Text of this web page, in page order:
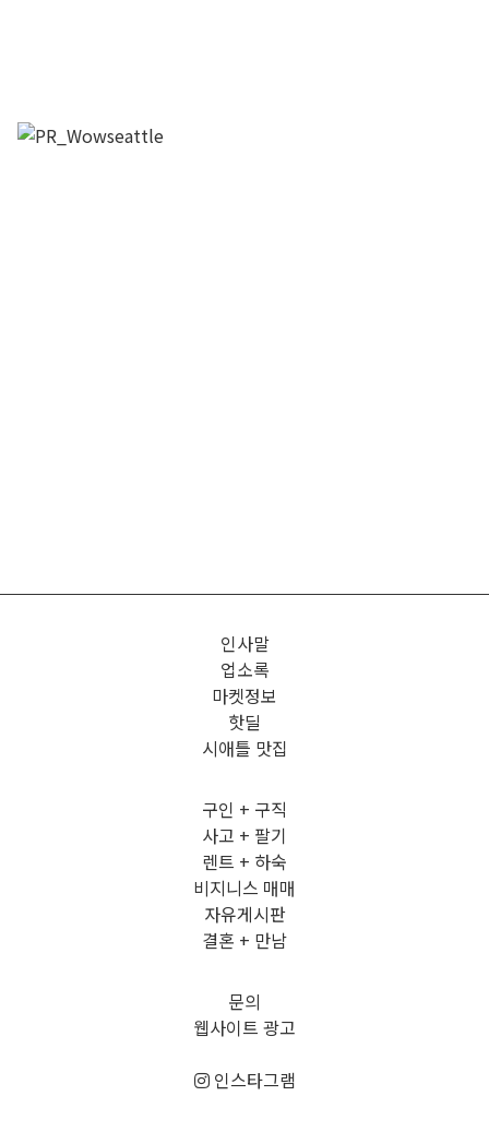
인사말
업소록
마켓정보
핫딜
시애틀 맛집
구인 + 구직
사고 + 팔기
렌트 + 하숙
비지니스 매매
자유게시판
결혼 + 만남
문의
웹사이트 광고
인스타그램